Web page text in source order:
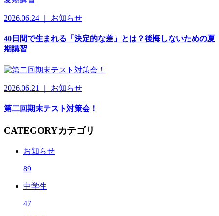
2026.06.24 ｜ お知らせ
40日間で生まれる「決定的な差」とは？後悔しないための夏
期講習
2026.06.21 ｜ お知らせ
第二回期末テスト対策会！
CATEGORYカテゴリ
お知らせ
89
中学生
47